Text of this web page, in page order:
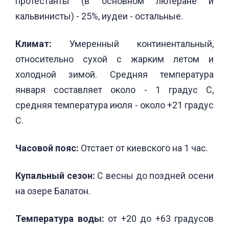
кальвинисты) - 25%, иудеи - остальные.
Климат: Умеренный континентальный,
относительно сухой с жарким летом и
холодной зимой. Средняя температура
января составляет около - 1 градус С,
средняя температура июля - около +21 градус
С.
Часовой пояс: Oтстает от киевского на 1 час.
Купальный сезон: С весны до поздней осени
на озере Балатон.
Температура воды: от +20 до +63 градусов